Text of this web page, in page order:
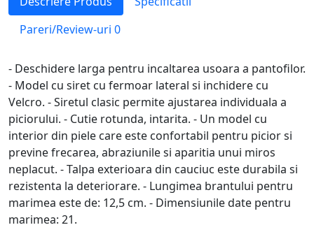
Pareri/Review-uri 0
- Deschidere larga pentru incaltarea usoara a pantofilor.
- Model cu siret cu fermoar lateral si inchidere cu
Velcro. - Siretul clasic permite ajustarea individuala a
piciorului. - Cutie rotunda, intarita. - Un model cu
interior din piele care este confortabil pentru picior si
previne frecarea, abraziunile si aparitia unui miros
neplacut. - Talpa exterioara din cauciuc este durabila si
rezistenta la deteriorare. - Lungimea brantului pentru
marimea este de: 12,5 cm. - Dimensiunile date pentru
marimea: 21.